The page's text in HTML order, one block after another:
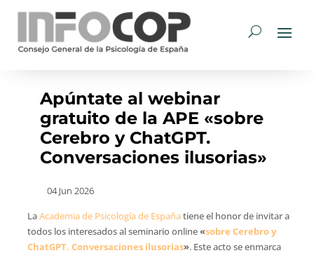
Apúntate al webinar
gratuito de la APE «sobre
Cerebro y ChatGPT.
Conversaciones ilusorias»
04 Jun 2026
LaAcademia de Psicología de Españatiene el honor de invitar a
todos los interesados al seminario online«sobre Cerebro y
ChatGPT. Conversaciones ilusorias». Este acto se enmarca